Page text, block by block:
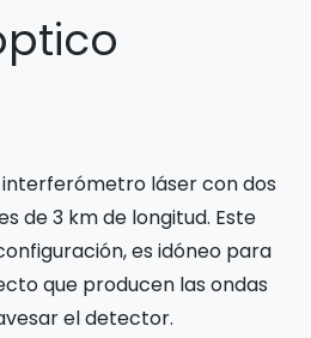
láser con dos
de 3 km de longitud. Este
es idóneo para
que producen las ondas
el detector.